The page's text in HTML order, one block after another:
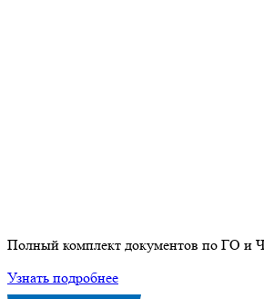
Полный комплект документов по ГО и
Узнать подробнее